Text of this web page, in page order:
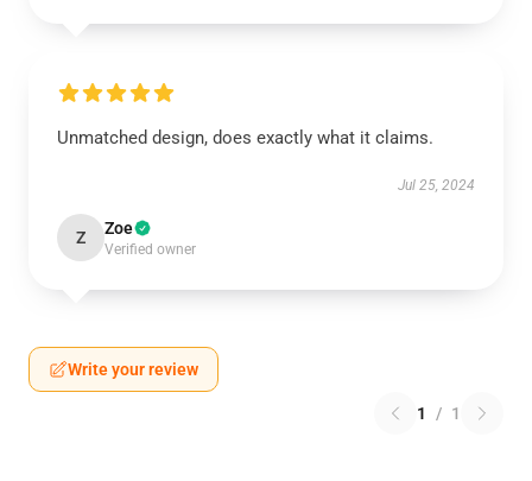
Unmatched design, does exactly what it claims.
Jul 25, 2024
Z Zoe
Verified owner
Write your review
1 / 1